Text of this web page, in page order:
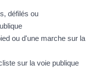
défilés ou
ou d'une marche sur la
sur la voie publique